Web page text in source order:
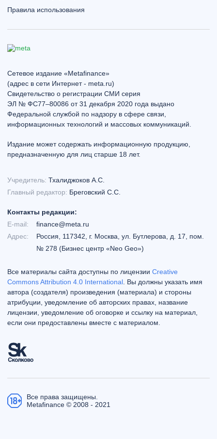
Правила использования
Сетевое издание «Metafinance»
(адрес в сети Интернет - meta.ru)
Свидетельство о регистрации СМИ серия
ЭЛ № ФС77–80086 от 31 декабря 2020 года выдано
Федеральной службой по надзору в сфере связи,
информационных технологий и массовых коммуникаций.
Издание может содержать информационную продукцию,
предназначенную для лиц старше 18 лет.
Учредитель: Тхалиджоков А.С.
Главный редактор: Бреговский С.С.
Контакты редакции:
E-mail:
finance@meta.ru
Адрес:
Россия, 117342, г. Москва, ул. Бутлерова, д. 17, пом.
№ 278 (Бизнес центр «Neo Geo»)
Все материалы сайта доступны по лицензии Creative
Commons Attribution 4.0 International . Вы должны указать имя
автора (создателя) произведения (материала) и стороны
атрибуции, уведомление об авторских правах, название
лицензии, уведомление об оговорке и ссылку на материал,
если они предоставлены вместе с материалом.
Все права защищены.
Metafinance © 2008 - 2021